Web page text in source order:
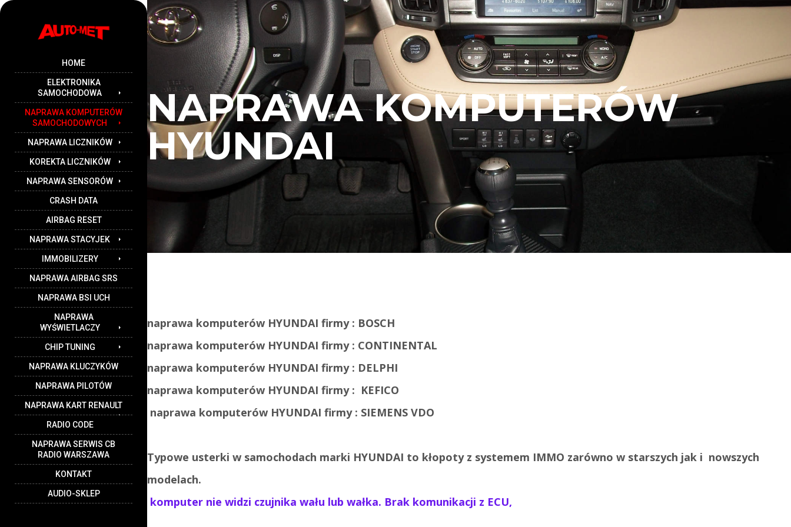
HOME
ELEKTRONIKA
SAMOCHODOWA
NAPRAWA KOMPUTERÓW
SAMOCHODOWYCH
NAPRAWA LICZNIKÓW
KOREKTA LICZNIKÓW
NAPRAWA SENSORÓW
CRASH DATA
AIRBAG RESET
NAPRAWA STACYJEK
IMMOBILIZERY
NAPRAWA AIRBAG SRS
NAPRAWA BSI UCH
NAPRAWA
WYŚWIETLACZY
CHIP TUNING
NAPRAWA KLUCZYKÓW
NAPRAWA PILOTÓW
NAPRAWA KART RENAULT
RADIO CODE
NAPRAWA SERWIS CB
RADIO WARSZAWA
KONTAKT
AUDIO-SKLEP
NAPRAWA KOMPUTERÓW
HYUNDAI
naprawa komputerów HYUNDAI firmy : BOSCH
naprawa komputerów HYUNDAI firmy : CONTINENTAL
naprawa komputerów HYUNDAI firmy : DELPHI
naprawa komputerów HYUNDAI firmy : KEFICO
naprawa komputerów HYUNDAI firmy : SIEMENS VDO
Typowe usterki w samochodach marki HYUNDAI to kłopoty z systemem IMMO zarówno w starszych jak i nowszych
modelach.
komputer nie widzi czujnika wału lub wałka. Brak komunikacji z ECU,